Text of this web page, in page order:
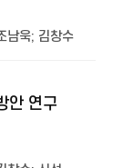
남욱; 김창수
안 연구